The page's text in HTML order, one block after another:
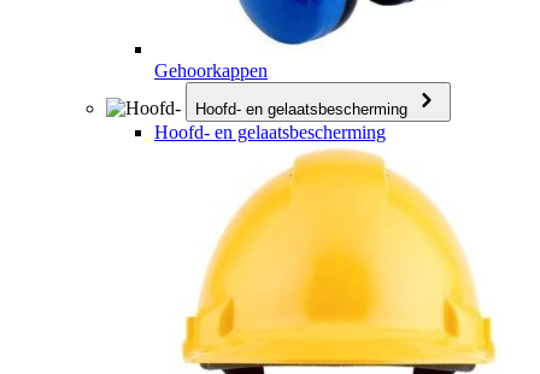
Gehoorkappen
Hoofd- en gelaatsbescherming
Hoofd- en gelaatsbescherming